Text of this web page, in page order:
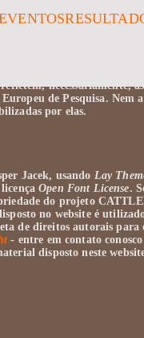
necessariamente,
de Pesquisa.
por elas.
Jacek, usando Lay
licençaOpen Font License.
do projeto
no website é
de direitos autorais para
- entre em contato
disposto neste